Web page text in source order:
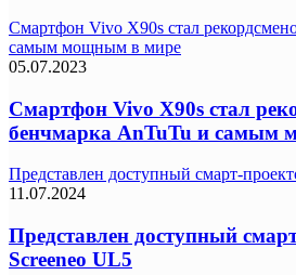
Смартфон Vivo X90s стал
самым мощным в мире
05.07.2023
Смартфон Vivo X90s стал
бенчмарка АnTuTu и самым
Представлен доступный смарт-
11.07.2024
Представлен доступный
Screeneo UL5